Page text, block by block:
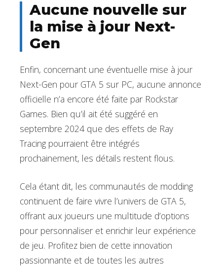
Aucune nouvelle sur
la mise à jour Next-
Gen
Enfin, concernant une éventuelle mise à jour
Next-Gen pour GTA 5 sur PC, aucune annonce
officielle n’a encore été faite par Rockstar
Games. Bien qu’il ait été suggéré en
septembre 2024 que des effets de Ray
Tracing pourraient être intégrés
prochainement, les détails restent flous.
Cela étant dit, les communautés de modding
continuent de faire vivre l’univers de GTA 5,
offrant aux joueurs une multitude d’options
pour personnaliser et enrichir leur expérience
de jeu. Profitez bien de cette innovation
passionnante et de toutes les autres